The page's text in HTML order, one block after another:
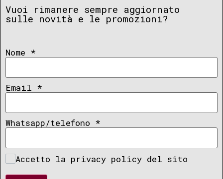
Vuoi rimanere sempre aggiornato
sulle novità e le promozioni?
Nome *
Email *
Whatsapp/telefono *
Accetto la privacy policy del sito